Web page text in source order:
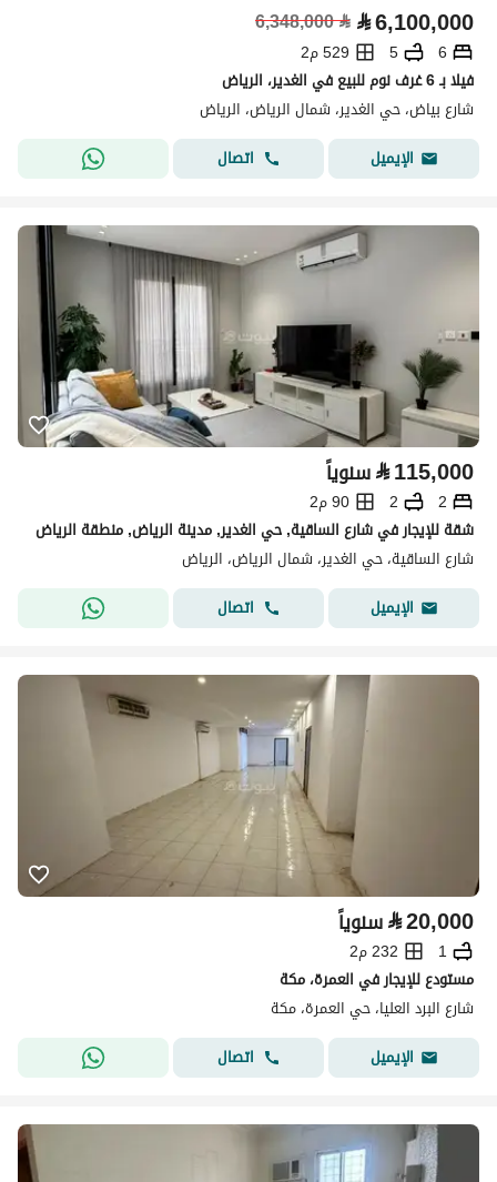
⃁6,100,000
⃁
6,348,000
6
5
529 م2
فيلا بـ 6 غرف نوم للبيع في الغدير، الرياض
شارع بياض، حي الغدير، شمال الرياض، الرياض
الإيميل
اتصال
⃁115,000 سنوياً
2
2
90 م2
شقة للإيجار في شارع الساقية, حي الغدير, مدينة الرياض, منطقة الرياض
شارع الساقية، حي الغدير، شمال الرياض، الرياض
الإيميل
اتصال
⃁20,000 سنوياً
1
232 م2
مستودع للإيجار في العمرة، مكة
شارع البرد العليا، حي العمرة، مكة
الإيميل
اتصال